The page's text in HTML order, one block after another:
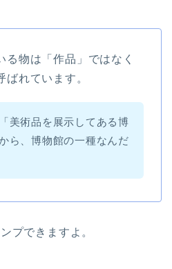
る物は「作品」ではなく
ばれています。
美術品を展示してある博
ら、博物館の一種なんだ
プできますよ。